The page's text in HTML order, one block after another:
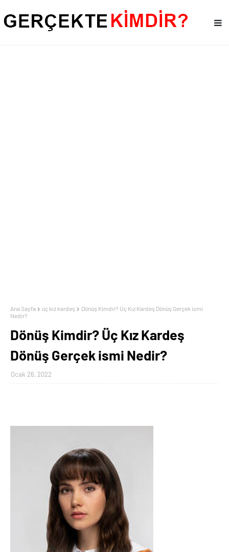
Ana Sayfa üç kız kardeş
Dönüş Kimdir? Üç Kız Kardeş Dönüş Gerçek ismi
Nedir?
Dönüş Kimdir? Üç Kız Kardeş
Dönüş Gerçek ismi Nedir?
Ocak 26, 2022